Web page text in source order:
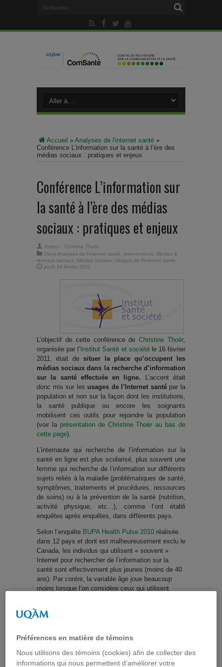
Accueil » Analyses de l'internet santé »
Conférence L’information sur la santé à l’ère des
médias sociaux : pratiques et enjeux
Conférence L’information sur
la santé à l’ère des médias
sociaux : pratiques et enjeux
Auteur : Christine Thoër
Dans Analyses de l'internet santé Interventions
Médias &
réseaux sociaux
Médias sociaux
Usages de l'Internet santé
jeudi 24 février 2011
L’objectif de cette conférence deChristine Thoër,
organisée par l’ Institut Santé et société le 16 février
2011, était de situer la place qu’occupent les
médias sociaux dans la recherche d’information
sur la santé effectuée en ligne. L’accent était
donc mis sur les usages de l’Internet santépar la
population et non sur la façon dont les institutions,
la santé publique ou encore les soignants
mobilisent ces outils pour rejoindre la population
(voir la présentation de Christine Thoër au bas de
cette page).
L’internaute qui recherche de l’information sur la
santé en ligne est plus scolarisé, plus souvent une
femme qui recherche de l’information sur différents
sujets reliés à la maladie (problématiques de santé,
symptômes, traitements et procédures, ressources
de soins) ou à la prévention de la santé (nutrition,
activité physique, etc…), comme l’ont établi
enquêtes après enquêtes, dans différents pays.
Selon l’enquête BUPA Health Pulse 2010 réalisée
dans 12 pays et dont est malheureusement exclu le
Canada, les individus qui utilisent « souvent »
Internet pour rechercher de l’information sur la
santé sont effectivement plus jeunes (moins de 40
ans). Par contre, la variable âge joue beaucoup
moins lorsque l’on considère ceux qui utilisent
étant même plus élevé pour les groupes d’âge de
constitue donc une dimension très importante à
différents pays ont chacune leur échelle, ce qui ne
facilite pas les comparaisons.
Préférences en matière de témoins
Nous utilisons des témoins (cookies) afin de collecter des
informations qui nous permettent d’améliorer votre